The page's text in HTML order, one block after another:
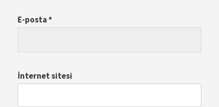
E-posta*
İnternet sitesi